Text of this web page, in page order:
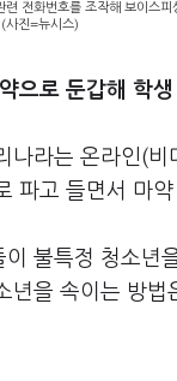
전화번호를 조작해 보이스
사진=뉴시스)
으로 둔갑해 학
나라는 온라인(
파고 들면서 마
불특정 청소년
년을 속이는 방